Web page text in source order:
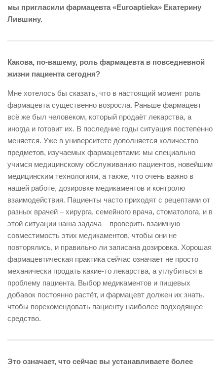
мы пригласили фармацевта «Euroaptieka» Екатерину
Лившину.
Какова, по-вашему, роль фармацевта в повседневной
жизни пациента сегодня?
Мне хотелось бы сказать, что в настоящий момент роль
фармацевта существенно возросла. Раньше фармацевт
всё же был человеком, который продаёт лекарства, а
иногда и готовит их. В последние годы ситуация постепенно
меняется. Уже в университете дополняется количество
предметов, изучаемых фармацевтами: мы специально
учимся медицинскому обслуживанию пациентов, новейшим
медицинским технологиям, а также, что очень важно в
нашей работе, дозировке медикаментов и контролю
взаимодействия. Пациенты часто приходят с рецептами от
разных врачей – хирурга, семейного врача, стоматолога, и в
этой ситуации наша задача – проверить взаимную
совместимость этих медикаментов, чтобы они не
повторялись, и правильно ли записана дозировка. Хорошая
фармацевтическая практика сейчас означает не просто
механически продать какие-то лекарства, а углубиться в
проблему пациента. Выбор медикаментов и пищевых
добавок постоянно растёт, и фармацевт должен их знать,
чтобы порекомендовать пациенту наиболее подходящее
средство.
Это означает, что сейчас вы устанавливаете более